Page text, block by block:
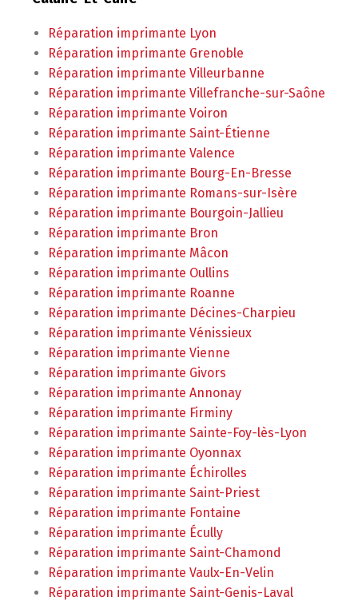
Réparation imprimante Lyon
Réparation imprimante Grenoble
Réparation imprimante Villeurbanne
Réparation imprimante Villefranche-sur-Saône
Réparation imprimante Voiron
Réparation imprimante Saint-Étienne
Réparation imprimante Valence
Réparation imprimante Bourg-En-Bresse
Réparation imprimante Romans-sur-Isère
Réparation imprimante Bourgoin-Jallieu
Réparation imprimante Bron
Réparation imprimante Mâcon
Réparation imprimante Oullins
Réparation imprimante Roanne
Réparation imprimante Décines-Charpieu
Réparation imprimante Vénissieux
Réparation imprimante Vienne
Réparation imprimante Givors
Réparation imprimante Annonay
Réparation imprimante Firminy
Réparation imprimante Sainte-Foy-lès-Lyon
Réparation imprimante Oyonnax
Réparation imprimante Échirolles
Réparation imprimante Saint-Priest
Réparation imprimante Fontaine
Réparation imprimante Écully
Réparation imprimante Saint-Chamond
Réparation imprimante Vaulx-En-Velin
Réparation imprimante Saint-Genis-Laval